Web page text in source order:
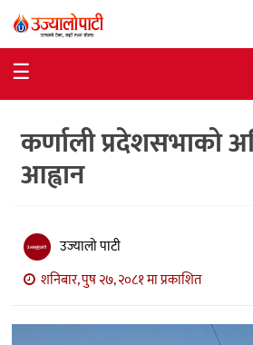
राजनीति
विशेष
आर्थिक
अन्तर्वार्ता
मनोरञ्जन
विज्ञान
☰
कर्णाली प्रदेशसभाको
आह्वान
उज्यालो पाटी
शनिबार, पुष २७, २०८१ मा प्रकाशित